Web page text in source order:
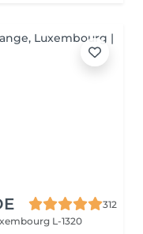
312
L-1320